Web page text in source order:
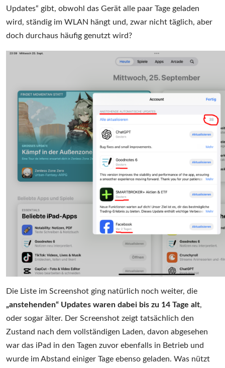
Updates“ gibt, obwohl das Gerät alle paar Tage geladen
wird, ständig im WLAN hängt und, zwar nicht täglich, aber
doch durchaus häufig genutzt wird?
Die Liste im Screenshot ging natürlich noch weiter, die
„anstehenden“ Updates waren dabei bis zu 14 Tage alt,
oder sogar älter. Der Screenshot zeigt tatsächlich den
Zustand nach dem vollständigen Laden, davon abgesehen
war das iPad in den Tagen zuvor ebenfalls in Betrieb und
wurde im Abstand einiger Tage ebenso geladen. Was nützt